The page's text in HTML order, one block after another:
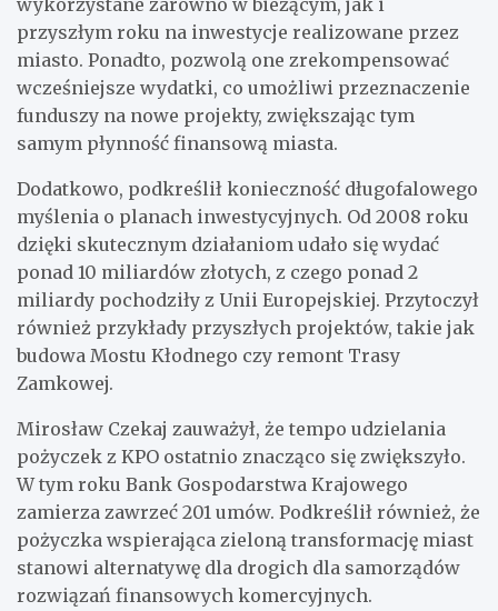
wykorzystane zarówno w bieżącym, jak i
przyszłym roku na inwestycje realizowane przez
miasto. Ponadto, pozwolą one zrekompensować
wcześniejsze wydatki, co umożliwi przeznaczenie
funduszy na nowe projekty, zwiększając tym
samym płynność finansową miasta.
Dodatkowo, podkreślił konieczność długofalowego
myślenia o planach inwestycyjnych. Od 2008 roku
dzięki skutecznym działaniom udało się wydać
ponad 10 miliardów złotych, z czego ponad 2
miliardy pochodziły z Unii Europejskiej. Przytoczył
również przykłady przyszłych projektów, takie jak
budowa Mostu Kłodnego czy remont Trasy
Zamkowej.
Mirosław Czekaj zauważył, że tempo udzielania
pożyczek z KPO ostatnio znacząco się zwiększyło.
W tym roku Bank Gospodarstwa Krajowego
zamierza zawrzeć 201 umów. Podkreślił również, że
pożyczka wspierająca zieloną transformację miast
stanowi alternatywę dla drogich dla samorządów
rozwiązań finansowych komercyjnych.